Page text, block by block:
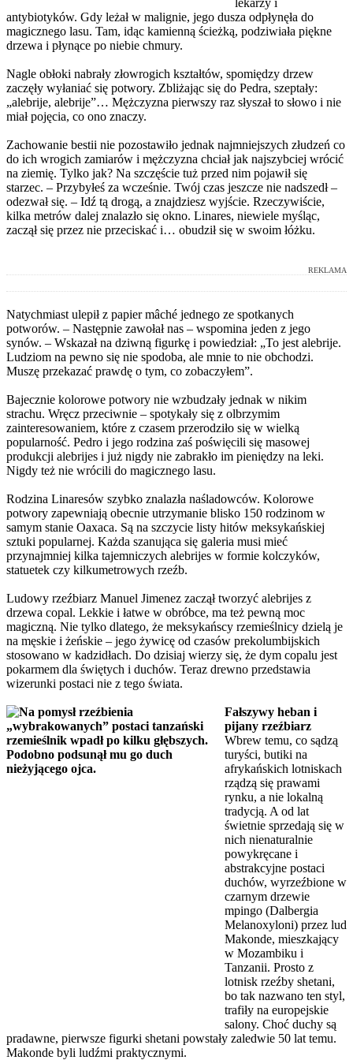
antybiotyków. Gdy leżał w malignie, jego dusza odpłynęła do
magicznego lasu. Tam, idąc kamienną ścieżką, podziwiała piękne
drzewa i płynące po niebie chmury.
Nagle obłoki nabrały złowrogich kształtów, spomiędzy drzew
zaczęły wyłaniać się potwory. Zbliżając się do Pedra, szeptały:
„alebrije, alebrije”… Mężczyzna pierwszy raz słyszał to słowo i nie
miał pojęcia, co ono znaczy.
Zachowanie bestii nie pozostawiło jednak najmniejszych złudzeń co
do ich wrogich zamiarów i mężczyzna chciał jak najszybciej wrócić
na ziemię. Tylko jak? Na szczęście tuż przed nim pojawił się
starzec. – Przybyłeś za wcześnie. Twój czas jeszcze nie nadszedł –
odezwał się. – Idź tą drogą, a znajdziesz wyjście. Rzeczywiście,
kilka metrów dalej znalazło się okno. Linares, niewiele myśląc,
zaczął się przez nie przeciskać i… obudził się w swoim łóżku.
REKLAMA
Natychmiast ulepił z papier mâché jednego ze spotkanych
potworów. – Następnie zawołał nas – wspomina jeden z jego
synów. – Wskazał na dziwną figurkę i powiedział: „To jest alebrije.
Ludziom na pewno się nie spodoba, ale mnie to nie obchodzi.
Muszę przekazać prawdę o tym, co zobaczyłem”.
Bajecznie kolorowe potwory nie wzbudzały jednak w nikim
strachu. Wręcz przeciwnie – spotykały się z olbrzymim
zainteresowaniem, które z czasem przerodziło się w wielką
popularność. Pedro i jego rodzina zaś poświęcili się masowej
produkcji alebrijes i już nigdy nie zabrakło im pieniędzy na leki.
Nigdy też nie wrócili do magicznego lasu.
Rodzina Linaresów szybko znalazła naśladowców. Kolorowe
potwory zapewniają obecnie utrzymanie blisko 150 rodzinom w
samym stanie Oaxaca. Są na szczycie listy hitów meksykańskiej
sztuki popularnej. Każda szanująca się galeria musi mieć
przynajmniej kilka tajemniczych alebrijes w formie kolczyków,
statuetek czy kilkumetrowych rzeźb.
Ludowy rzeźbiarz Manuel Jimenez zaczął tworzyć alebrijes z
drzewa copal. Lekkie i łatwe w obróbce, ma też pewną moc
magiczną. Nie tylko dlatego, że meksykańscy rzemieślnicy dzielą je
na męskie i żeńskie – jego żywicę od czasów prekolumbijskich
stosowano w kadzidłach. Do dzisiaj wierzy się, że dym copalu jest
pokarmem dla świętych i duchów. Teraz drewno przedstawia
wizerunki postaci nie z tego świata.
Fałszywy heban i
pijany rzeźbiarz
Wbrew temu, co sądzą
turyści, butiki na
afrykańskich lotniskach
rządzą się prawami
rynku, a nie lokalną
tradycją. A od lat
świetnie sprzedają się w
nich nienaturalnie
powykręcane i
abstrakcyjne postaci
duchów, wyrzeźbione w
czarnym drzewie
mpingo (Dalbergia
Melanoxyloni) przez lud
Makonde, mieszkający
w Mozambiku i
Tanzanii. Prosto z
lotnisk rzeźby shetani,
bo tak nazwano ten styl,
trafiły na europejskie
salony. Choć duchy są
pradawne, pierwsze figurki shetani powstały zaledwie 50 lat temu.
Makonde byli ludźmi praktycznymi.